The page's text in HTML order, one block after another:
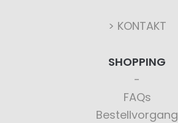
> KONTAKT
SHOPPING
FAQs
Bestellvorgang